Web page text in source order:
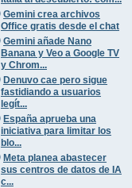
Gemini crea archivos
Office gratis desde el chat
Gemini añade Nano
Banana y Veo a Google TV
y Chrom...
Denuvo cae pero sigue
fastidiando a usuarios
legít...
España aprueba una
iniciativa para limitar los
blo...
Meta planea abastecer
sus centros de datos de IA
c...